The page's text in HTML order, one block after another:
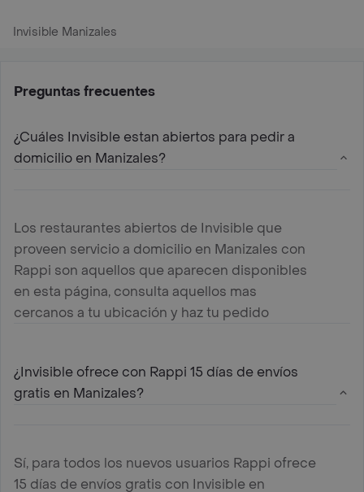
Invisible Manizales
Preguntas frecuentes
¿Cuáles Invisible estan abiertos para pedir a
domicilio en Manizales?
Los restaurantes abiertos de Invisible que
proveen servicio a domicilio en Manizales con
Rappi son aquellos que aparecen disponibles
en esta página, consulta aquellos mas
cercanos a tu ubicación y haz tu pedido
¿Invisible ofrece con Rappi 15 días de envíos
gratis en Manizales?
Sí, para todos los nuevos usuarios Rappi ofrece
15 días de envíos gratis con Invisible en